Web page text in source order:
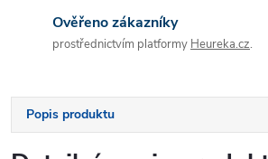
Ověřeno zákazníky
prostřednictvím platformy Heureka.cz.
Popis produktu